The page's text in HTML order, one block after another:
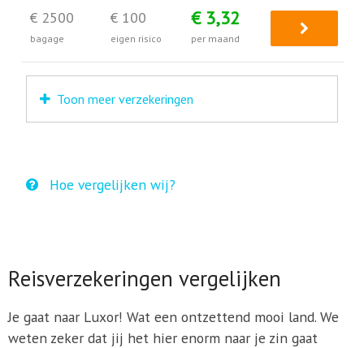
€ 2500
bagage
€ 100
eigen risico
€ 3,32
per maand
Toon meer verzekeringen
Hoe vergelijken wij?
Reisverzekeringen vergelijken
Je gaat naar Luxor! Wat een ontzettend mooi land. We
weten zeker dat jij het hier enorm naar je zin gaat